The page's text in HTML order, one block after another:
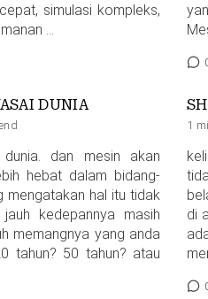
simulasi kompleks,
…
DUNIA
dan mesin akan
hebat dalam bidang-
mengatakan hal itu tidak
kedepannya masih
memangnya yang anda
tahun? 50 tahun? atau
1
di